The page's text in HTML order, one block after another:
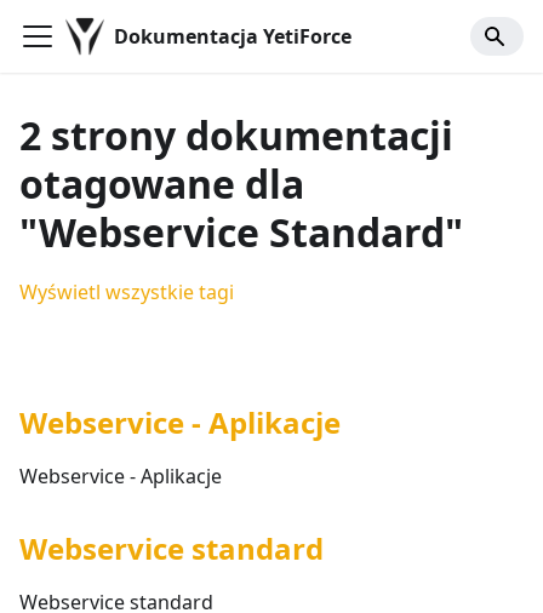
Dokumentacja YetiForce
2 strony dokumentacji
otagowane dla
"Webservice Standard"
Wyświetl wszystkie tagi
Webservice - Aplikacje
Webservice - Aplikacje
Webservice standard
Webservice standard